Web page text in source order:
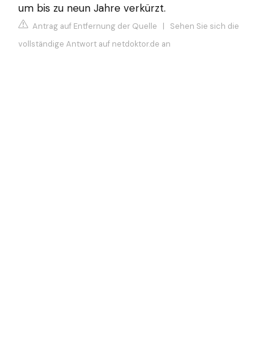
um bis zu neun Jahre verkürzt.
Antrag auf Entfernung der Quelle | Sehen Sie sich die
vollständige Antwort auf netdoktor.de an